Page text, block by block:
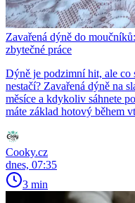
Zavařená dýně do
zbytečné práce
Dýně je podzimní hit, ale co
nestačí? Zavařená dýně na
měsíce a kdykoliv sáhnete
máte základ hotový během
Cooky.cz
dnes, 07:35
3 min